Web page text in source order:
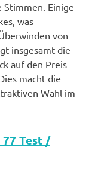
Stimmen. Einige
was
von
insgesamt die
auf den Preis
macht die
Wahl im
77 Test /